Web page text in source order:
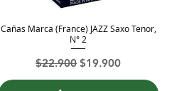
Vista rápida
Cañas Marca (France) JAZZ Saxo Tenor,
N° 2
Precio
$22.900Precio de oferta
$19.900